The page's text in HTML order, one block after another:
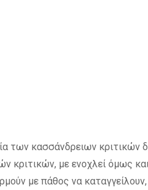
των κασσάνδρειων κριτικών
κριτικών, με ενοχλεί όμως
με πάθος να